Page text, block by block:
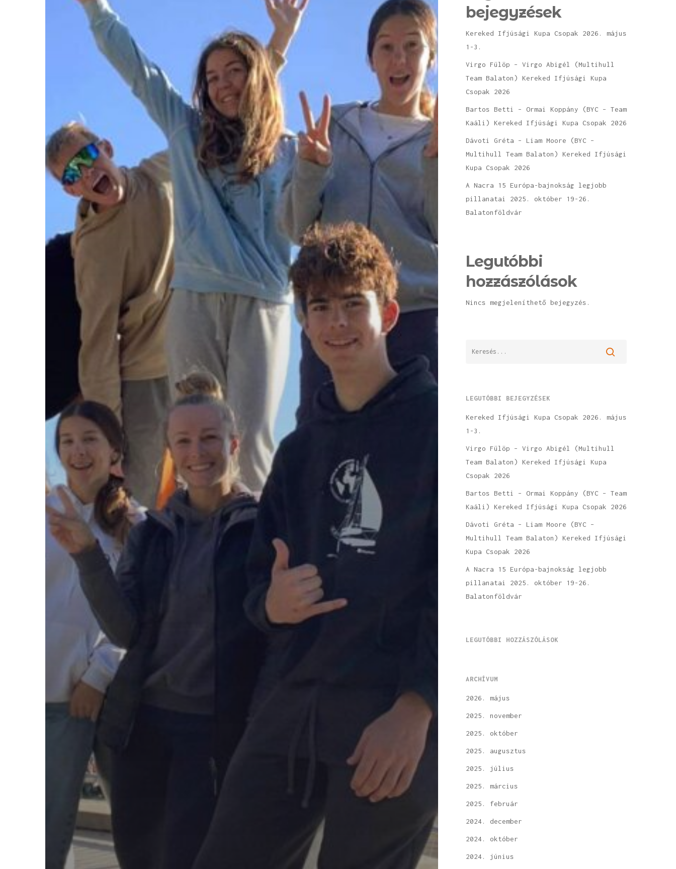
bejegyzések
Kereked Ifjúsági Kupa Csopak 2026. május
1-3.
Virgo Fülöp – Virgo Abigél (Multihull
Team Balaton) Kereked Ifjúsági Kupa
Csopak 2026
Bartos Betti – Ormai Koppány (BYC – Team
Kaáli) Kereked Ifjúsági Kupa Csopak 2026
Dávoti Gréta – Liam Moore (BYC –
Multihull Team Balaton) Kereked Ifjúsági
Kupa Csopak 2026
A Nacra 15 Európa-bajnokság legjobb
pillanatai 2025. október 19-26.
Balatonföldvár
Legutóbbi
hozzászólások
Nincs megjeleníthető bejegyzés.
LEGUTÓBBI BEJEGYZÉSEK
Kereked Ifjúsági Kupa Csopak 2026. május
1-3.
Virgo Fülöp – Virgo Abigél (Multihull
Team Balaton) Kereked Ifjúsági Kupa
Csopak 2026
Bartos Betti – Ormai Koppány (BYC – Team
Kaáli) Kereked Ifjúsági Kupa Csopak 2026
Dávoti Gréta – Liam Moore (BYC –
Multihull Team Balaton) Kereked Ifjúsági
Kupa Csopak 2026
A Nacra 15 Európa-bajnokság legjobb
pillanatai 2025. október 19-26.
Balatonföldvár
LEGUTÓBBI HOZZÁSZÓLÁSOK
ARCHÍVUM
2026. május
2025. november
2025. október
2025. augusztus
2025. július
2025. március
2025. február
2024. december
2024. október
2024. június